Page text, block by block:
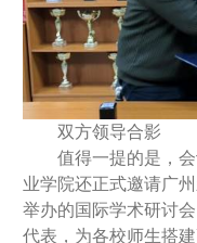
双方领导合影
值得一提的是，
业学院还正式邀请广
举办的国际学术研讨
代表，为各校师生搭